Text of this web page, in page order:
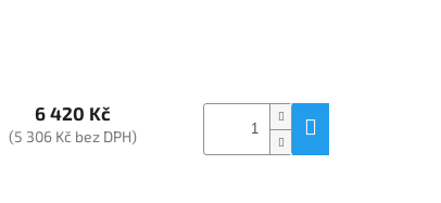
6 420 Kč
(5 306 Kč bez DPH)